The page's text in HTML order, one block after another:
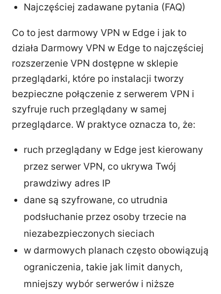
Najczęściej zadawane pytania (FAQ)
Co to jest darmowy VPN w Edge i jak to
działa Darmowy VPN w Edge to najczęściej
rozszerzenie VPN dostępne w sklepie
przeglądarki, które po instalacji tworzy
bezpieczne połączenie z serwerem VPN i
szyfruje ruch przeglądany w samej
przeglądarce. W praktyce oznacza to, że:
ruch przeglądany w Edge jest kierowany
przez serwer VPN, co ukrywa Twój
prawdziwy adres IP
dane są szyfrowane, co utrudnia
podsłuchanie przez osoby trzecie na
niezabezpieczonych sieciach
w darmowych planach często obowiązują
ograniczenia, takie jak limit danych,
mniejszy wybór serwerów i niższe